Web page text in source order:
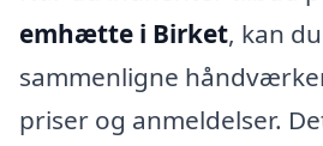
emhætte i Birket, kan
sammenligne
priser og anmeldelser.